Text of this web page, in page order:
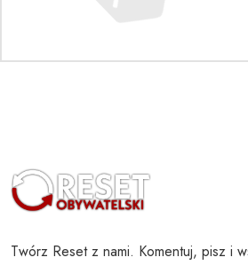
Twórz Reset z nami. Komentuj, pisz i